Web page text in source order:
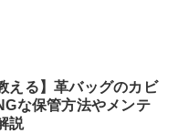
える】革バッグのカビ
な保管方法やメンテ
説